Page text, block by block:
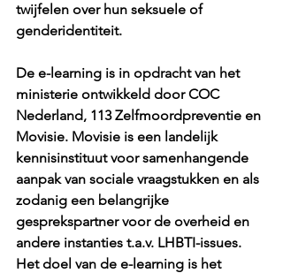
twijfelen over hun seksuele of
genderidentiteit.
De e-learning is in opdracht van het
ministerie ontwikkeld door COC
Nederland, 113 Zelfmoordpreventie en
Movisie. Movisie is een landelijk
kennisinstituut voor samenhangende
aanpak van sociale vraagstukken en als
zodanig een belangrijke
gesprekspartner voor de overheid en
andere instanties t.a.v. LHBTI-issues.
Het doel van de e-learning is het